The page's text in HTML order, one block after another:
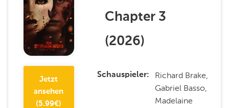
Jetzt
ansehen
(5.99€)
Chapter 3
(2026)
Schauspieler
Richard Brake,
Gabriel Basso,
Madelaine